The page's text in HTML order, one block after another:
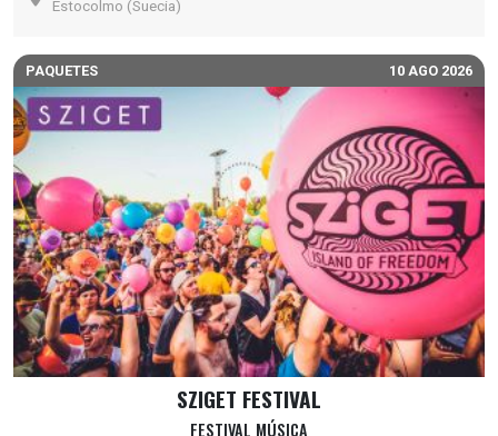
Estocolmo (Suecia)
PAQUETES 10 AGO 2026
SZIGET FESTIVAL
FESTIVAL MÚSICA